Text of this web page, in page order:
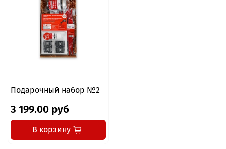
Подарочный набор №2
3 199.00 руб
В корзину